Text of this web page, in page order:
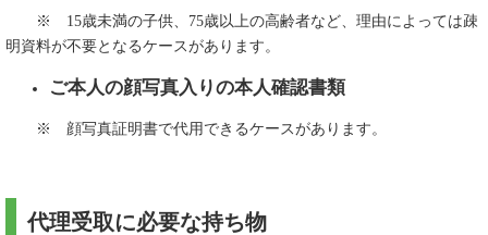
※ 15歳未満の子供、75歳以上の高齢者など、理由によっては疎
明資料が不要となるケースがあります。
ご本人の顔写真入りの本人確認書類
※ 顔写真証明書で代用できるケースがあります。
代理受取に必要な持ち物